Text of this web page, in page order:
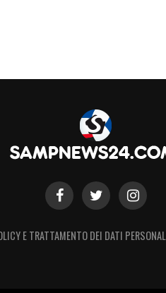
E TRATTAMENTO DEI DATI